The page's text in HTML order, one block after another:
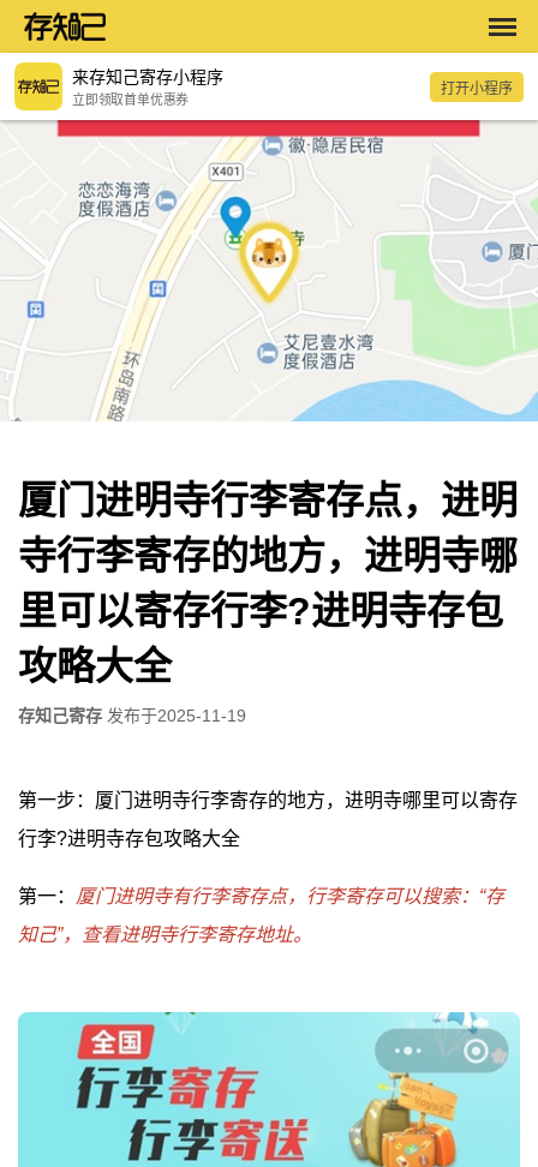
来存知己寄存小程序
立即领取首单优惠券
打开小程序
厦门进明寺行李寄存点，进明
寺行李寄存的地方，进明寺哪
里可以寄存行李?进明寺存包
攻略大全
存知己寄存 发布于2025-11-19
第一步：厦门进明寺行李寄存的地方，进明寺哪里可以寄存
行李?进明寺存包攻略大全
第一： 厦门进明寺有行李寄存点，行李寄存可以搜索：“存
知己”，查看进明寺行李寄存地址。